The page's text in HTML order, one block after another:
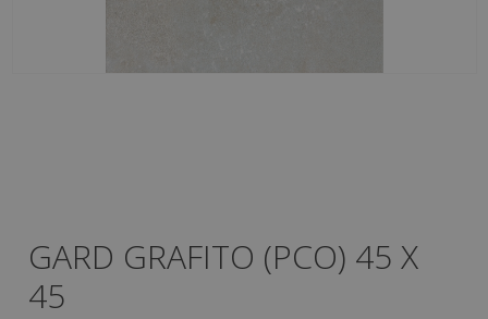
GARD GRAFITO (PCO) 45 X
45